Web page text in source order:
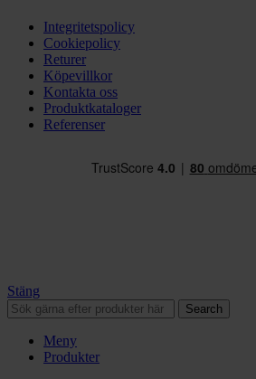
Integritetspolicy
Cookiepolicy
Returer
Köpevillkor
Kontakta oss
Produktkataloger
Referenser
Stäng
Search
Meny
Produkter